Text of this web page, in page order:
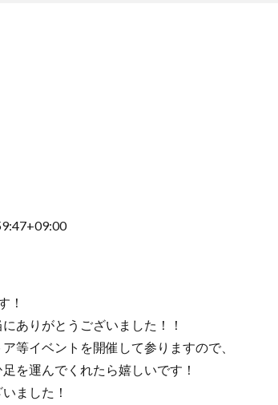
！
ありがとうございました！！
等イベントを開催して参りますので、
を運んでくれたら嬉しいです！
ました！